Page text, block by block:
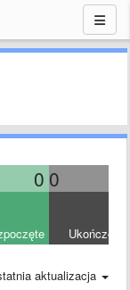
0 0
Ukończony
aktualizacja